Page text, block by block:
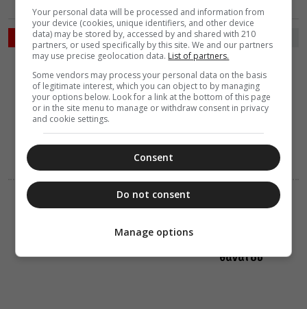
ΡΟΗ ΕΙΔΗΣΕΩΝ
08 Αυγούστου 2026
16:45
Ο νέος
Πρέσβυς της
Πατριαρχείο
Ιεροσολύμων
ΔΙΑΦΟΡΑ
08 Αυγούστου 2026
θανάτου
Your personal data will be processed and information from
your device (cookies, unique identifiers, and other device
data) may be stored by, accessed by and shared with 210
partners, or used specifically by this site. We and our partners
may use precise geolocation data. List of partners.
Some vendors may process your personal data on the basis
of legitimate interest, which you can object to by managing
your options below. Look for a link at the bottom of this page
or in the site menu to manage or withdraw consent in privacy
and cookie settings.
Consent
Do not consent
Manage options